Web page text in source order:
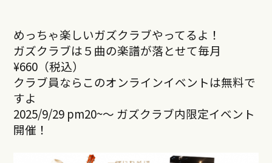
めっちゃ楽しいガズクラブやってるよ！
ガズクラブは５曲の楽譜が落とせて毎月
¥660（税込）
クラブ員ならこのオンラインイベントは無料で
すよ
2025/9/29 pm20~～ ガズクラブ内限定イベント
開催！